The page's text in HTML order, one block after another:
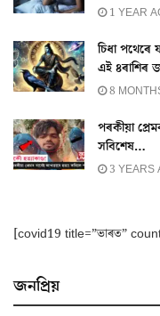
1 YEAR
চিধা পথেৰে
এই ৪ৰাশিৰ
8
পৰকীয়া
সবিশেষ…
3 YEARS
[covid19 title=”ভাৰত”
জনপ্ৰিয়